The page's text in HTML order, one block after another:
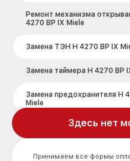
Ремонт механизма
4270 BP IX Miele
Замена ТЭН H 4270 BP IX
Замена таймера H 4270 BP
Замена предохранителя H
Miele
Замена шнура питания H
Замена термодатчика H
Принимаем все формы
Здесь нет